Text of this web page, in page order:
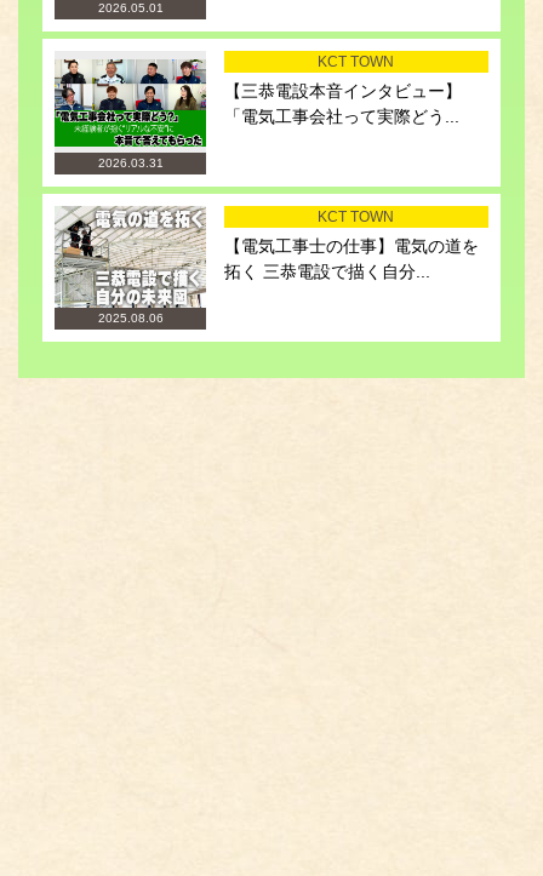
2026.05.01
2026.03.31
KCT TOWN
【三恭電設本音インタビュー】
「電気工事会社って実際どう...
2025.08.06
KCT TOWN
【電気工事士の仕事】電気の道を
拓く 三恭電設で描く自分...